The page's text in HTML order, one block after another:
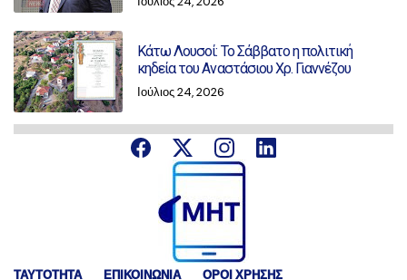
Κάτω Λουσοί: Το Σάββατο η πολιτική
κηδεία του Αναστάσιου Χρ. Γιαννέζου
Ιούλιος 24, 2026
ΤΑΥΤΟΤΗΤΑ ΕΠΙΚΟΙΝΩΝΙΑ ΟΡΟΙ ΧΡΗΣΗΣ